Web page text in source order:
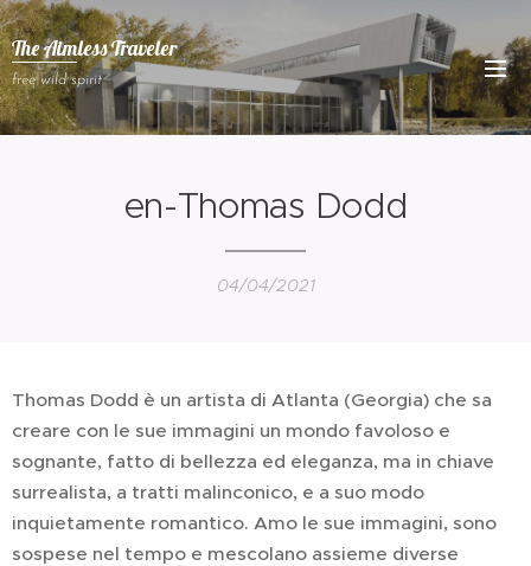
The Aimless Traveler
free wild spirit
en-Thomas Dodd
04/04/2021
Thomas Dodd è un artista di Atlanta (Georgia) che sa
creare con le sue immagini un mondo favoloso e
sognante, fatto di bellezza ed eleganza, ma in chiave
surrealista, a tratti malinconico, e a suo modo
inquietamente romantico. Amo le sue immagini, sono
sospese nel tempo e mescolano assieme diverse